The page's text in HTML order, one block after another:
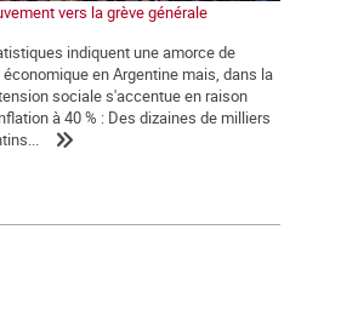
vers la grève générale
indiquent une amorce de
économique en Argentine mais, dans la
sociale s'accentue en raison
à 40 % : Des dizaines de milliers